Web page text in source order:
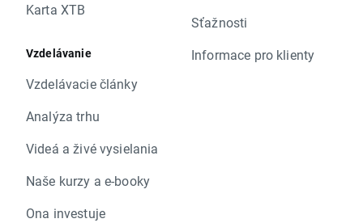
Karta XTB
Vzdelávanie
Vzdelávacie články
Analýza trhu
Videá a živé vysielania
Naše kurzy a e-booky
Ona investuje
Sťažnosti
Informace pro klienty